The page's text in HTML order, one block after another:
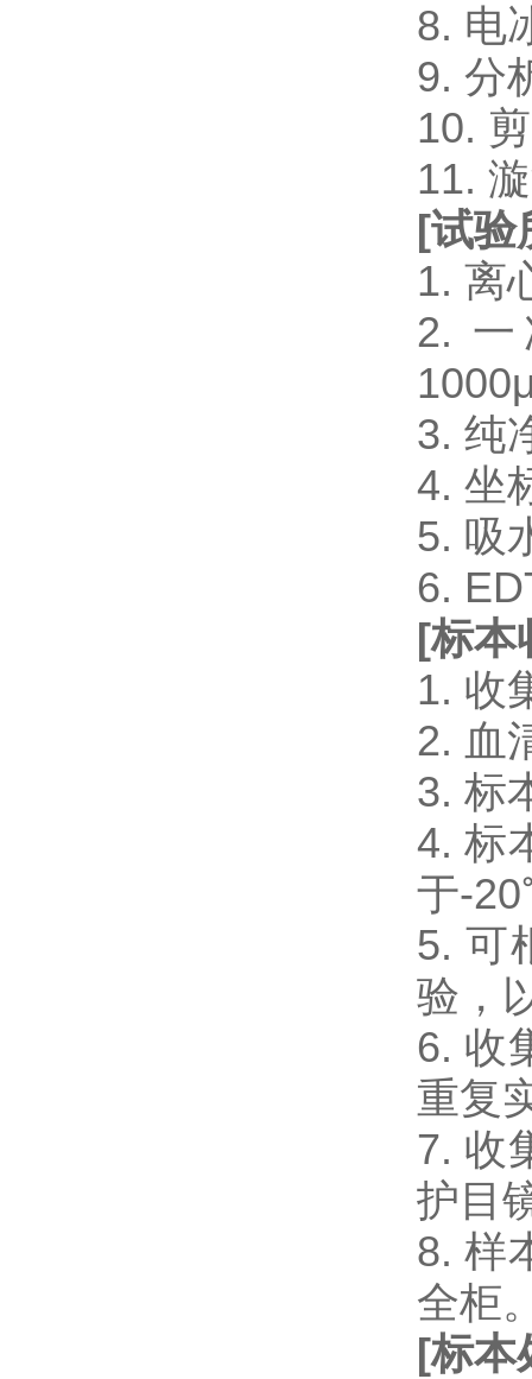
8. 电
9. 分
10.
11.
[试验
1. 离
2. 一
3. 纯
4. 坐
5. 吸
6.
[标本
1. 收
2. 血
3. 标
4. 标
于-
5. 可
验，
6. 收
重复
7. 收
护目
8. 样
全柜
[标本